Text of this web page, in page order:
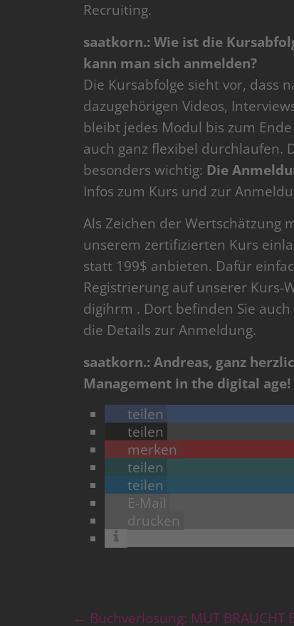
Recruiting.
saatkorn.: Wie ist die
kann man sich anmelden?
Die Kursabfolge sieht vor, dass
dazugehörigen Videos,
bleibt jedes Modul bis zum
auch ganz flexibel durchlaufen.
besonders wichtig: Die
Infos zum Kurs und zur
Als Zeichen der Wertschätzung
unserem zertifizierten Kurs
statt 199$ anbieten. Dafür
Registrierung auf unserer Kurs-
digihrm . Dort befinden Sie
die Details zur Anmeldung.
saatkorn.: Andreas, ganz
Management in the digital age!
teilen
teilen
merken
teilen
teilen
E-Mail
drucken
← Buchverlosung: MUT BRAUCHT